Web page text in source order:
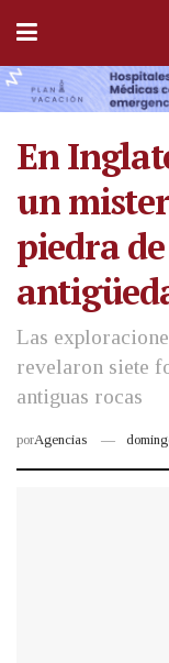
En
un
piedra
Las
revelaron siete
antiguas rocas
porAgencias